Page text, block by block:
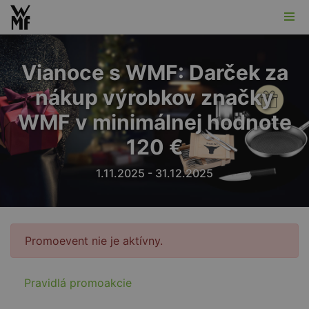
Vianoce s WMF: Darček za
nákup výrobkov značky
WMF v minimálnej hodnote
120 €
1.11.2025 - 31.12.2025
Promoevent nie je aktívny.
Pravidlá promoakcie